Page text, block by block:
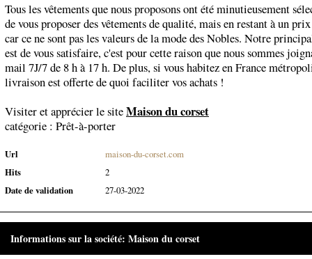
Tous les vêtements que nous proposons ont été minutieusement
de vous proposer des vêtements de qualité, mais en restant à un
car ce ne sont pas les valeurs de la mode des Nobles. Notre
est de vous satisfaire, c'est pour cette raison que nous sommes
mail 7J/7 de 8 h à 17 h. De plus, si vous habitez en France
livraison est offerte de quoi faciliter vos achats !
Visiter et apprécier le siteMaison du corset
catégorie : Prêt-à-porter
Url
maison-du-corset.com
Hits
2
Date de validation
27-03-2022
Informations sur la société: Maison du corset